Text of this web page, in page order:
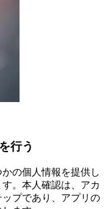
行う
の個人情報を提供し
。本人確認は、アカ
プであり、アプリの